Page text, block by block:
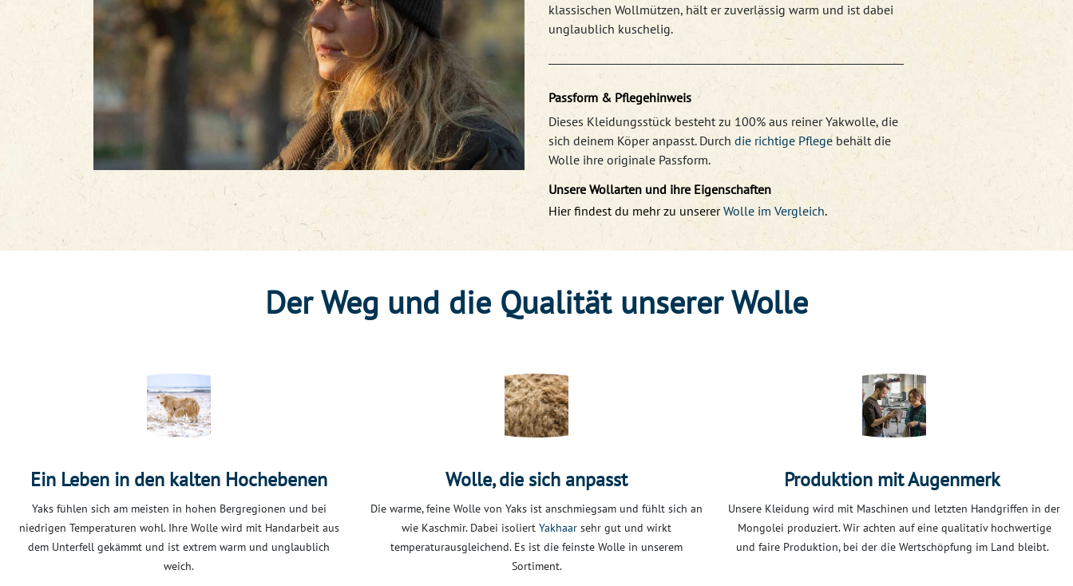
klassischen Wollmützen, hält er zuverlässig warm und ist dabei
unglaublich kuschelig.
Passform & Pflegehinweis
Dieses Kleidungsstück besteht zu 100% aus reiner Yakwolle, die
sich deinem Köper anpasst. Durch die richtige Pflege behält die
Wolle ihre originale Passform.
Unsere Wollarten und ihre Eigenschaften
Hier findest du mehr zu unserer Wolle im Vergleich.
Der Weg und die Qualität unserer Wolle
Ein Leben in den kalten Hochebenen
Yaks fühlen sich am meisten in hohen Bergregionen und bei
niedrigen Temperaturen wohl. Ihre Wolle wird mit Handarbeit aus
dem Unterfell gekämmt und ist extrem warm und unglaublich
weich.
Wolle, die sich anpasst
Die warme, feine Wolle von Yaks ist anschmiegsam und fühlt sich an
wie Kaschmir. Dabei isoliert Yakhaar sehr gut und wirkt
temperaturausgleichend. Es ist die feinste Wolle in unserem
Sortiment.
Produktion mit Augenmerk
Unsere Kleidung wird mit Maschinen und letzten Handgriffen in der
Mongolei produziert. Wir achten auf eine qualitativ hochwertige
und faire Produktion, bei der die Wertschöpfung im Land bleibt.